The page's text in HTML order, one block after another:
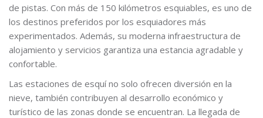
de pistas. Con más de 150 kilómetros esquiables, es uno de
los destinos preferidos por los esquiadores más
experimentados. Además, su moderna infraestructura de
alojamiento y servicios garantiza una estancia agradable y
confortable.
Las estaciones de esquí no solo ofrecen diversión en la
nieve, también contribuyen al desarrollo económico y
turístico de las zonas donde se encuentran. La llegada de